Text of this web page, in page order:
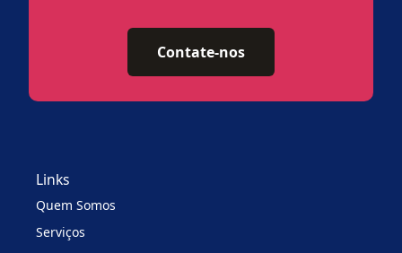
Contate-nos
Links
Quem Somos
Serviços